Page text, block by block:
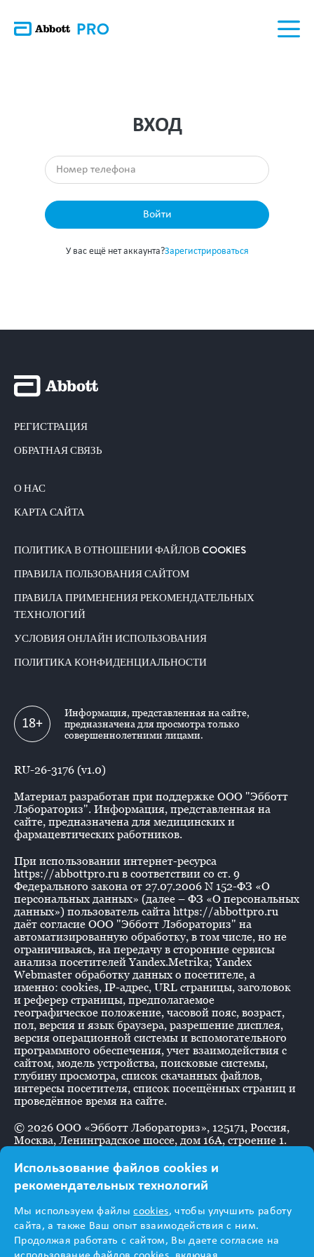
ВХОД
Войти
У вас ещё нет аккаунта?Зарегистрироваться
РЕГИСТРАЦИЯ
ОБРАТНАЯ СВЯЗЬ
О НАС
КАРТА САЙТА
ПОЛИТИКА В ОТНОШЕНИИ ФАЙЛОВ COOKIES
ПРАВИЛА ПОЛЬЗОВАНИЯ САЙТОМ
ПРАВИЛА ПРИМЕНЕНИЯ РЕКОМЕНДАТЕЛЬНЫХ
ТЕХНОЛОГИЙ
УСЛОВИЯ ОНЛАЙН ИСПОЛЬЗОВАНИЯ
ПОЛИТИКА КОНФИДЕНЦИАЛЬНОСТИ
18+
Информация, представленная на сайте,
предназначена для просмотра только
совершеннолетними лицами.
RU-26-3176 (v1.0)
Материал разработан при поддержке ООО "Эбботт
Лэбораториз". Информация, представленная на
сайте, предназначена для медицинских и
фармацевтических работников.
При использовании интернет-ресурса
https://abbottpro.ru в соответствии со ст. 9
Федерального закона от 27.07.2006 N 152-ФЗ «О
персональных данных» (далее – ФЗ «О персональных
данных») пользователь сайта https://abbottpro.ru
даёт согласие ООО "Эбботт Лэбораториз" на
автоматизированную обработку, в том числе, но не
ограничиваясь, на передачу в сторонние сервисы
анализа посетителей Yandex.Metrika; Yandex
Webmaster обработку данных о посетителе, а
именно: cookies, IP-адрес, URL страницы, заголовок
и реферер страницы, предполагаемое
географическое положение, часовой пояс, возраст,
пол, версия и язык браузера, разрешение дисплея,
версия операционной системы и вспомогательного
программного обеспечения, учет взаимодействия с
сайтом, модель устройства, поисковые системы,
глубину просмотра, список скачанных файлов,
интересы посетителя, список посещённых страниц и
проведённое время на сайте.
© 2026 ООО «Эбботт Лэбораториз», 125171, Россия,
Москва, Ленинградское шоссе, дом 16А, строение 1.
Информация
предназначена для
Использование файлов cookies и
рекомендательных технологий
Мы используем файлыcookies, чтобы улучшить работу
сайта, а также Ваш опыт взаимодействия с ним.
Продолжая работать с сайтом, Вы даете согласие на